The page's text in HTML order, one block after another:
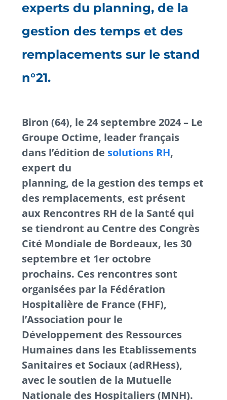
experts du planning, de la
gestion des temps et des
remplacements sur le stand
n°21.
Biron (64), le 24 septembre 2024 – Le
Groupe Octime, leader français
dans l’édition de solutions RH,
expert du
planning, de la gestion des temps et
des remplacements, est présent
aux Rencontres RH de la Santé qui
se tiendront au Centre des Congrès
Cité Mondiale de Bordeaux, les 30
septembre et 1er octobre
prochains. Ces rencontres sont
organisées par la Fédération
Hospitalière de France (FHF),
l’Association pour le
Développement des Ressources
Humaines dans les Etablissements
Sanitaires et Sociaux (adRHess),
avec le soutien de la Mutuelle
Nationale des Hospitaliers (MNH).